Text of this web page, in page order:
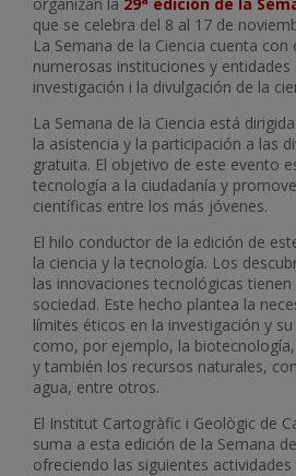
que se celebra del 8 al 17 de
La Semana de la Ciencia cuenta
numerosas instituciones y
investigación i la divulgación de la
La Semana de la Ciencia está
la asistencia y la participación a las
gratuita. El objetivo de este evento
tecnología a la ciudadanía y
científicas entre los más jóvenes.
El hilo conductor de la edición de
la ciencia y la tecnología. Los
las innovaciones tecnológicas
sociedad. Este hecho plantea la
límites éticos en la investigación y
como, por ejemplo, la
y también los recursos naturales,
agua, entre otros.
El Institut Cartogràfic i Geològic de
suma a esta edición de la Semana
ofreciendo las siguientes